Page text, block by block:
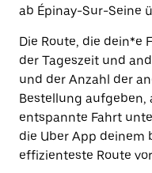
ab Épinay-Sur-Seine
Die Route, die dein*e
der Tageszeit und
und der Anzahl der
Bestellung aufgeben,
entspannte Fahrt
die Uber App deinem
effizienteste Route